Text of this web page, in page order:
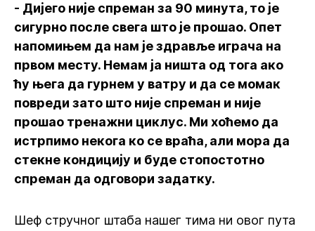
- Дијего није спреман за 90 минута, то је
сигурно после свега што је прошао. Опет
напомињем да нам је здравље играча на
првом месту. Немам ја ништа од тога ако
ћу њега да гурнем у ватру и да се момак
повреди зато што није спреман и није
прошао тренажни циклус. Ми хоћемо да
истрпимо некога ко се враћа, али мора да
стекне кондицију и буде стопостотно
спреман да одговори задатку.
Шеф стручног штаба нашег тима ни овог пута